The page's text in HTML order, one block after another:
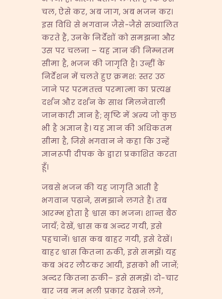
चल, ऐसे कर, अब जाग, अब भजन कर।
इस विधि से भगवान जैसे-जैसे सञ्चालित
करते हैं, उनके निर्देशों को समझना और
उस पर चलना – यह ज्ञान की निम्नतम
सीमा है, भजन की जागृति है। उन्हीं के
निर्देशन में चलते हुए क्रमश: स्तर उठ
जाने पर परमतत्त्व परमात्मा का प्रत्यक्ष
दर्शन और दर्शन के साथ मिलनेवाली
जानकारी ज्ञान है; सृष्टि में अन्य जो कुछ
भी है अज्ञान है। यह ज्ञान की अधिकतम
सीमा है, जिसे भगवान ने कहा कि उन्हें
ज्ञानरूपी दीपक के द्वारा प्रकाशित करता
हूँ।
जबसे भजन की यह जागृति आती है
भगवान पढ़ाने, समझाने लगते हैं। तब
आरम्भ होता है श्वास का भजन। शान्त बैठ
जायँ; देखें, श्वास कब अन्दर गयी, इसे
पहचानें। श्वास कब बाहर गयी, इसे देखें।
बाहर श्वास कितना रुकी, इसे समझें। यह
कब अंदर लौटकर आयी, इसको भी जानें;
अन्दर कितना रुकी– इसे समझें। दो-चार
बार जब मन भली प्रकार देखने लगे,